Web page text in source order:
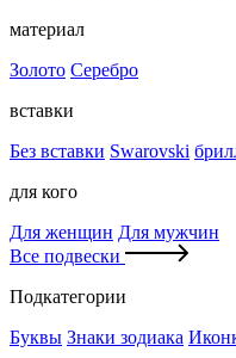
материал
Золото Серебро
вставки
Без вставки Swarovski
для кого
Для женщин Для мужчин
Все подвески
Подкатегории
Буквы Знаки зодиака